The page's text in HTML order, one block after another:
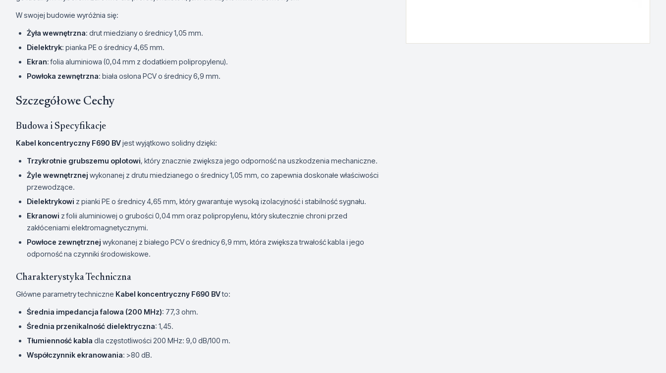
W swojej budowie wyróżnia się:
Żyła wewnętrzna: drut miedziany o średnicy 1,05 mm.
Dielektryk: pianka PE o średnicy 4,65 mm.
Ekran: folia aluminiowa (0,04 mm z dodatkiem polipropylenu).
Powłoka zewnętrzna: biała osłona PCV o średnicy 6,9 mm.
Szczegółowe Cechy
Budowa i Specyfikacje
Kabel koncentryczny F690 BVjest wyjątkowo solidny dzięki:
Trzykrotnie grubszemu oplotowi, który znacznie zwiększa jego odporność na uszkodzenia mechaniczne.
Żyle wewnętrznej wykonanej z drutu miedzianego o średnicy 1,05 mm, co zapewnia doskonałe właściwości
przewodzące.
Dielektrykowi z pianki PE o średnicy 4,65 mm, który gwarantuje wysoką izolacyjność i stabilność sygnału.
Ekranowi z folii aluminiowej o grubości 0,04 mm oraz polipropylenu, który skutecznie chroni przed
zakłóceniami elektromagnetycznymi.
Powłoce zewnętrznej wykonanej z białego PCV o średnicy 6,9 mm, która zwiększa trwałość kabla i jego
odporność na czynniki środowiskowe.
Charakterystyka Techniczna
Główne parametry techniczne Kabel koncentryczny F690 BVto:
Średnia impedancja falowa (200 MHz): 77,3 ohm.
Średnia przenikalność dielektryczna: 1,45.
Tłumienność kabla dla częstotliwości 200 MHz: 9,0 dB/100 m.
Współczynnik ekranowania: >80 dB.